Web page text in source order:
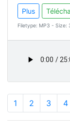
Plus
Filetype: MP3 - Size:
1 2 3 4